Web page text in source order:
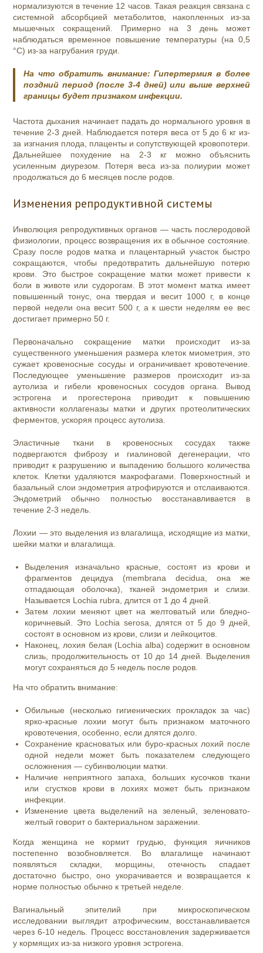
нормализуются в течение 12 часов. Такая реакция связана с
системной абсорбцией метаболитов, накопленных из-за
мышечных сокращений. Примерно на 3 день может
наблюдаться временное повышение температуры (на 0,5
°C) из-за нагрубания груди.
На что обратить внимание: Гипертермия в более
поздний период (после 3-4 дней) или выше верхней
границы будет признаком инфекции.
Частота дыхания начинает падать до нормального уровня в
течение 2-3 дней. Наблюдается потеря веса от 5 до 6 кг из-
за изгнания плода, плаценты и сопутствующей кровопотери.
Дальнейшее похудение на 2-3 кг можно объяснить
усиленным диурезом. Потеря веса из-за полиурии может
продолжаться до 6 месяцев после родов.
Изменения репродуктивной системы
Инволюция репродуктивных органов — часть послеродовой
физиологии, процесс возвращения их в обычное состояние.
Сразу после родов матка и плацентарный участок быстро
сокращаются, чтобы предотвратить дальнейшую потерю
крови. Это быстрое сокращение матки может привести к
боли в животе или судорогам. В этот момент матка имеет
повышенный тонус, она твердая и весит 1000 г, в конце
первой недели она весит 500 г, а к шести неделям ее вес
достигает примерно 50 г.
Первоначально сокращение матки происходит из-за
существенного уменьшения размера клеток миометрия, это
сужает кровеносные сосуды и ограничивает кровотечение.
Последующее уменьшение размеров происходит из-за
аутолиза и гибели кровеносных сосудов органа. Вывод
эстрогена и прогестерона приводит к повышению
активности коллагеназы матки и других протеолитических
ферментов, ускоряя процесс аутолиза.
Эластичные ткани в кровеносных сосудах также
подвергаются фиброзу и гиалиновой дегенерации, что
приводит к разрушению и выпадению большого количества
клеток. Клетки удаляются макрофагами. Поверхностный и
базальный слои эндометрия атрофируются и отслаиваются.
Эндометрий обычно полностью восстанавливается в
течение 2-3 недель.
Лохии — это выделения из влагалища, исходящие из матки,
шейки матки и влагалища.
Выделения изначально красные, состоят из крови и
фрагментов децидуа (membrana decidua, она же
отпадающая оболочка), тканей эндометрия и слизи.
Называется Lochia rubra, длится от 1 до 4 дней.
Затем лохии меняют цвет на желтоватый или бледно-
коричневый. Это Lochia serosa, длятся от 5 до 9 дней,
состоят в основном из крови, слизи и лейкоцитов.
Наконец, лохия белая (Lochia alba) содержит в основном
слизь, продолжительность от 10 до 14 дней. Выделения
могут сохраняться до 5 недель после родов.
На что обратить внимание:
Обильные (несколько гигиенических прокладок за час)
ярко-красные лохии могут быть признаком маточного
кровотечения, особенно, если длятся долго.
Сохранение красноватых или буро-красных лохий после
одной недели может быть показателем следующего
осложнения — субинволюции матки.
Наличие неприятного запаха, больших кусочков ткани
или сгустков крови в лохиях может быть признаком
инфекции.
Изменение цвета выделений на зеленый, зеленовато-
желтый говорит о бактериальном заражении.
Когда женщина не кормит грудью, функция яичников
постепенно возобновляется. Во влагалище начинают
появляться складки, морщины, отечность спадает
достаточно быстро, оно укорачивается и возвращается к
норме полностью обычно к третьей неделе.
Вагинальный эпителий при микроскопическом
исследовании выглядит атрофическим, восстанавливается
через 6-10 недель. Процесс восстановления задерживается
у кормящих из-за низкого уровня эстрогена.